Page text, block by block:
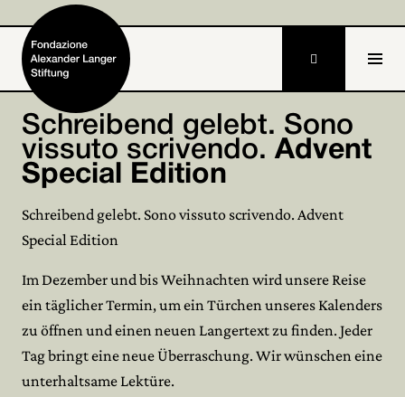
Home
Tätigkeiten und Projekte
Alexander Langer 
Archiv
Mitmachen

Schreibend gelebt. Sono
vissuto scrivendo.Advent
Special Edition
Schreibend gelebt. Sono vissuto scrivendo. Advent
Special Edition
Im Dezember und bis Weihnachten wird unsere Reise
ein täglicher Termin, um ein Türchen unseres Kalenders
zu öffnen und einen neuen Langertext zu finden. Jeder
Tag bringt eine neue Überraschung. Wir wünschen eine
unterhaltsame Lektüre.